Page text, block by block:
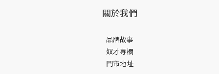
關於我們
品牌故事
奴才專欄
門市地址